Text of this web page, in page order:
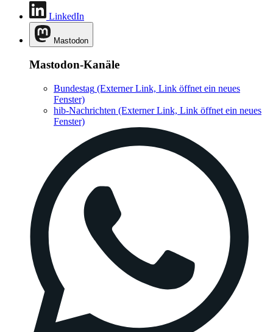
LinkedIn
Mastodon
Mastodon-Kanäle
Bundestag (Externer Link, Link öffnet ein neues
Fenster)
hib-Nachrichten (Externer Link, Link öffnet ein neues
Fenster)